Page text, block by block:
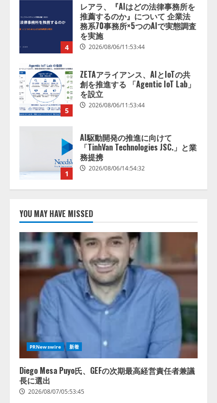
4
レアラ、『AIはどの法律事務所を
推薦するのか』について 企業法
務系70事務所×5つのAIで実態調査
を実施
2026/08/06/11:53:44
5
ZETAアライアンス、AIとIoTの共
創を推進する 「Agentic IoT Lab」
を設立
2026/08/06/11:53:44
1
AI駆動開発の推進に向けて
「TinhVan Technologies JSC.」と業
務提携
2026/08/06/14:54:32
レビCM公開！ 新オプション！ AI
が組織の業務実態を分析し労務改
善を支援。 藤原竜也メイキング
動画公開 「もしAIが自分を分析し
たら、すぐ休めと言われる自信が
ある」「昨年の夏はカブトムシを
捕まえたり、虫と戦ったり…」
2026/08/06/14:54:31
3
アシストAIテラス、ガバナンス機
能を備えたAIエージェントプラッ
トフォーム「QueryPie AIP」を提
供開始
2026/08/06/11:53:44
レアラ、『AIはどの法律事務所を
推薦するのか』について 企業法
務系70事務所×5つのAIで実態調査
を実施
YOU MAY HAVE MISSED
PRNewswire 新着
Diego Mesa Puyo氏、GEFの次期最高経営責任者兼議
長に選出
2026/08/07/05:53:45